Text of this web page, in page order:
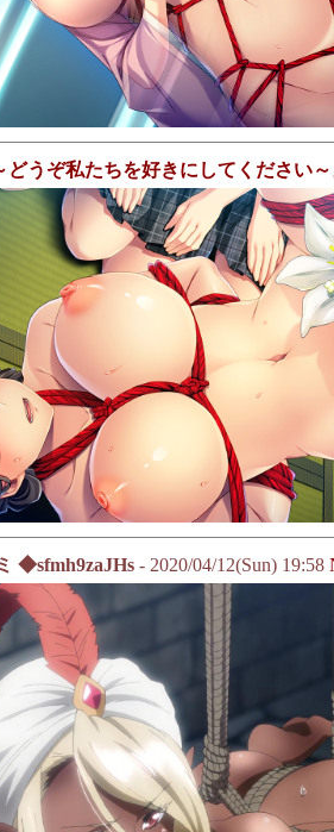
どうぞ私たちを好きにしてください
◆sfmh9zaJHs - 2020/04/12(Sun) 19:58